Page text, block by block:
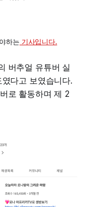
하는 기사입니다.
버추얼 유튜버 실
다고 보였습니다.
로 활동하며 제 2